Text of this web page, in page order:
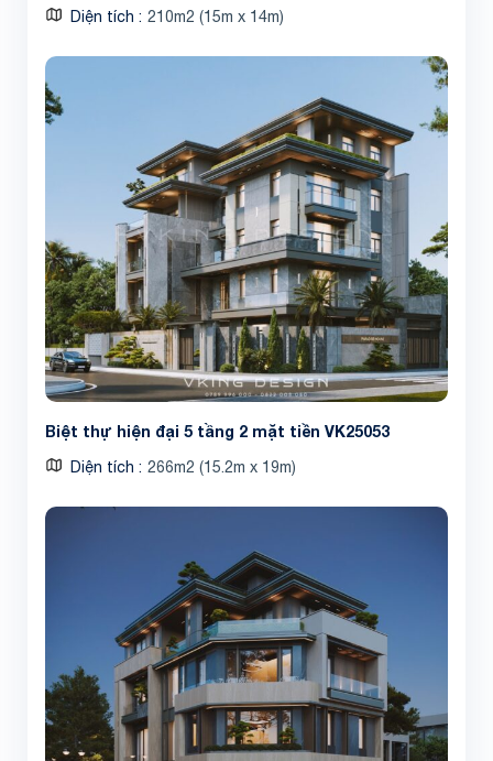
Diện tích 210m2 (15m x 14m)
Biệt thự hiện đại 5 tầng 2 mặt tiền VK25053
Diện tích 266m2 (15.2m x 19m)